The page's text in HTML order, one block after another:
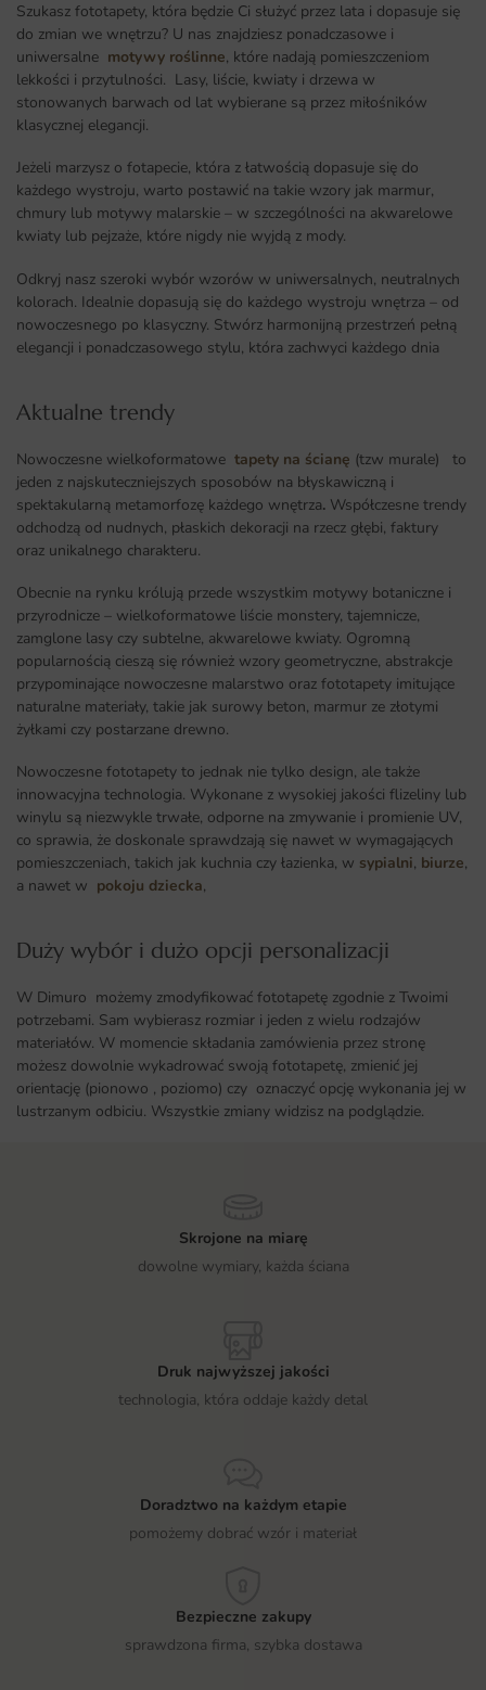
Szukasz fototapety, która będzie Ci służyć przez lata i dopasuje się
do zmian we wnętrzu? U nas znajdziesz ponadczasowe i
uniwersalne motywy roślinne, które nadają pomieszczeniom
lekkości i przytulności. Lasy, liście, kwiaty i drzewa w
stonowanych barwach od lat wybierane są przez miłośników
klasycznej elegancji.
Jeżeli marzysz o fotapecie, która z łatwością dopasuje się do
każdego wystroju, warto postawić na takie wzory jak marmur,
chmury lub motywy malarskie – w szczególności na akwarelowe
kwiaty lub pejzaże, które nigdy nie wyjdą z mody.
Odkryj nasz szeroki wybór wzorów w uniwersalnych, neutralnych
kolorach. Idealnie dopasują się do każdego wystroju wnętrza – od
nowoczesnego po klasyczny. Stwórz harmonijną przestrzeń pełną
elegancji i ponadczasowego stylu, która zachwyci każdego dnia
Aktualne trendy​
Nowoczesne wielkoformatowe tapety na ścianę (tzw murale) to
jeden z najskuteczniejszych sposobów na błyskawiczną i
spektakularną metamorfozę każdego wnętrza. Współczesne trendy
odchodzą od nudnych, płaskich dekoracji na rzecz głębi, faktury
oraz unikalnego charakteru.
Obecnie na rynku królują przede wszystkim motywy botaniczne i
przyrodnicze – wielkoformatowe liście monstery, tajemnicze,
zamglone lasy czy subtelne, akwarelowe kwiaty. Ogromną
popularnością cieszą się również wzory geometryczne, abstrakcje
przypominające nowoczesne malarstwo oraz fototapety imitujące
naturalne materiały, takie jak surowy beton, marmur ze złotymi
żyłkami czy postarzane drewno.
Nowoczesne fototapety to jednak nie tylko design, ale także
innowacyjna technologia. Wykonane z wysokiej jakości flizeliny lub
winylu są niezwykle trwałe, odporne na zmywanie i promienie UV,
co sprawia, że doskonale sprawdzają się nawet w wymagających
pomieszczeniach, takich jak kuchnia czy łazienka, w sypialni, biurze,
a nawet w pokoju dziecka,
Duży wybór i dużo opcji personalizacji ​
W Dimuro możemy zmodyfikować fototapetę zgodnie z Twoimi
potrzebami. Sam wybierasz rozmiar i jeden z wielu rodzajów
materiałów. W momencie składania zamówienia przez stronę
możesz dowolnie wykadrować swoją fototapetę, zmienić jej
orientację (pionowo , poziomo) czy oznaczyć opcję wykonania jej w
lustrzanym odbiciu. Wszystkie zmiany widzisz na podglądzie.
Skrojone na miarę
dowolne wymiary, każda ściana
Druk najwyższej jakości
technologia, która oddaje każdy detal
Doradztwo na każdym etapie
pomożemy dobrać wzór i materiał
Bezpieczne zakupy
sprawdzona firma, szybka dostawa